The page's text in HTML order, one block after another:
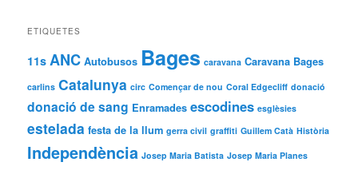
ETIQUETES
11s ANC Autobusos Bages caravana Caravana Bages
carlins Catalunya circ Començar de nou Coral Edgecliff donació
donació de sang Enramades escodines esglèsies
estelada festa de la llum gerra civil graffiti Guillem Catà Història
Independència Josep Maria Batista Josep Maria Planes